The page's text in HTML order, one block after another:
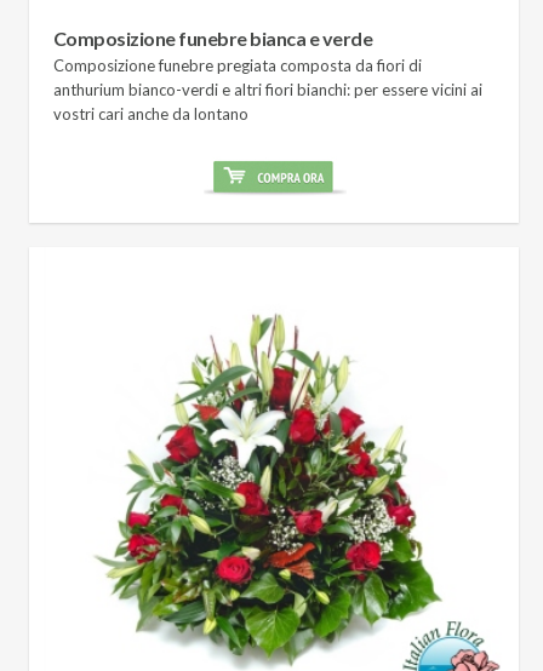
Composizione funebre bianca e verde
Composizione funebre pregiata composta da fiori di
anthurium bianco-verdi e altri fiori bianchi: per essere vicini ai
vostri cari anche da lontano